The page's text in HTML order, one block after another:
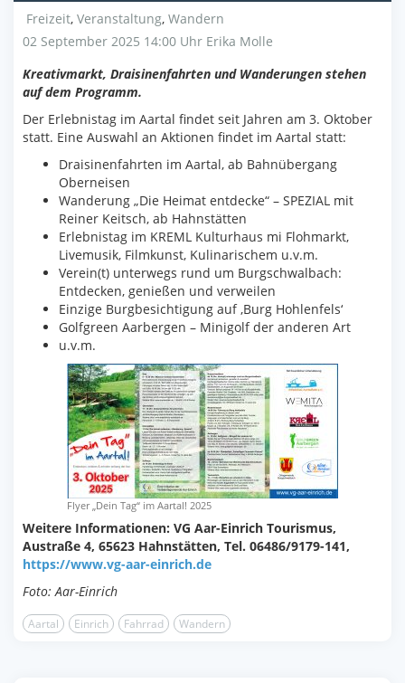
Freizeit, Veranstaltung, Wandern
02 September 2025 14:00 Uhr Erika Molle
Kreativmarkt, Draisinenfahrten und Wanderungen stehen
auf dem Programm.
Der Erlebnistag im Aartal findet seit Jahren am 3. Oktober
statt. Eine Auswahl an Aktionen findet im Aartal statt:
Draisinenfahrten im Aartal, ab Bahnübergang
Oberneisen
Wanderung „Die Heimat entdecke“ – SPEZIAL mit
Reiner Keitsch, ab Hahnstätten
Erlebnistag im KREML Kulturhaus mi Flohmarkt,
Livemusik, Filmkunst, Kulinarischem u.v.m.
Verein(t) unterwegs rund um Burgschwalbach:
Entdecken, genießen und verweilen
Einzige Burgbesichtigung auf ‚Burg Hohlenfels‘
Golfgreen Aarbergen – Minigolf der anderen Art
u.v.m.
Flyer „Dein Tag“ im Aartal! 2025
Weitere Informationen: VG Aar-Einrich Tourismus,
Austraße 4, 65623 Hahnstätten, Tel. 06486/9179-141,
https://www.vg-aar-einrich.de
Foto: Aar-Einrich
Aartal Einrich Fahrrad Wandern